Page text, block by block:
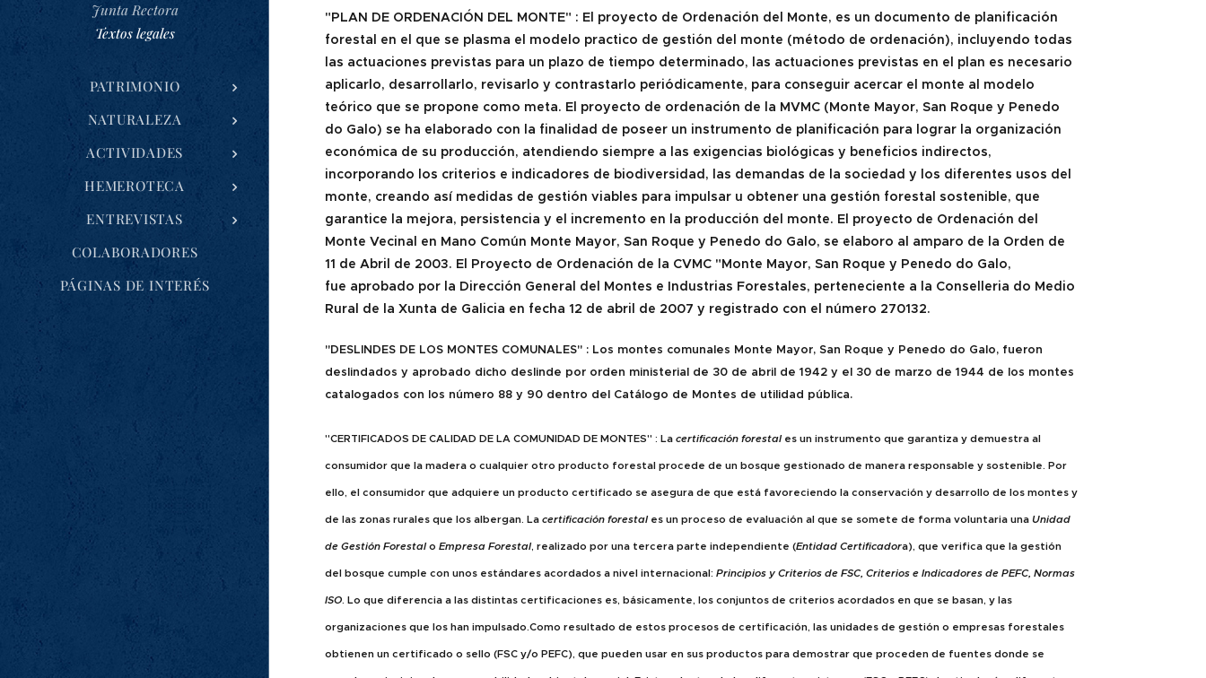
Junta Rectora
Textos legales
PATRIMONIO
NATURALEZA
ACTIVIDADES
HEMEROTECA
ENTREVISTAS
COLABORADORES
PÁGINAS DE INTERÉS
"PLAN DE ORDENACIÓN DEL MONTE" : El proyecto de Ordenación del Monte, es un documento de planificación
forestal en el que se plasma el modelo practico de gestión del monte (método de ordenación), incluyendo todas
las actuaciones previstas para un plazo de tiempo determinado, las actuaciones previstas en el plan es necesario
aplicarlo, desarrollarlo, revisarlo y contrastarlo periódicamente, para conseguir acercar el monte al modelo
teórico que se propone como meta. El proyecto de ordenación de la MVMC (Monte Mayor, San Roque y Penedo
do Galo) se ha elaborado con la finalidad de poseer un instrumento de planificación para lograr la organización
económica de su producción, atendiendo siempre a las exigencias biológicas y beneficios indirectos,
incorporando los criterios e indicadores de biodiversidad, las demandas de la sociedad y los diferentes usos del
monte, creando así medidas de gestión viables para impulsar u obtener una gestión forestal sostenible, que
garantice la mejora, persistencia y el incremento en la producción del monte. El proyecto de Ordenación del
Monte Vecinal en Mano Común Monte Mayor, San Roque y Penedo do Galo, se elaboro al amparo de la Orden de
11 de Abril de 2003. El Proyecto de Ordenación de la CVMC "Monte Mayor, San Roque y Penedo do Galo,
fue aprobado por la Dirección General del Montes e Industrias Forestales, perteneciente a la Conselleria do Medio
Rural de la Xunta de Galicia en fecha 12 de abril de 2007 y registrado con el número 270132.
"DESLINDES DE LOS MONTES COMUNALES" : Los montes comunales Monte Mayor, San Roque y Penedo do Galo, fueron
deslindados y aprobado dicho deslinde por orden ministerial de 30 de abril de 1942 y el 30 de marzo de 1944 de los montes
catalogados con los número 88 y 90 dentro del Catálogo de Montes de utilidad pública.
"CERTIFICADOS DE CALIDAD DE LA COMUNIDAD DE MONTES" : La certificación forestal es un instrumento que garantiza y demuestra al
consumidor que la madera o cualquier otro producto forestal procede de un bosque gestionado de manera responsable y sostenible. Por
ello, el consumidor que adquiere un producto certificado se asegura de que está favoreciendo la conservación y desarrollo de los montes y
de las zonas rurales que los albergan. La certificación forestal es un proceso de evaluación al que se somete de forma voluntaria una Unidad
de Gestión Forestalo Empresa Forestal, realizado por una tercera parte independiente (Entidad Certificadora), que verifica que la gestión
del bosque cumple con unos estándares acordados a nivel internacional: Principios y Criterios de FSC, Criterios e Indicadores de PEFC, Normas
ISO. Lo que diferencia a las distintas certificaciones es, básicamente, los conjuntos de criterios acordados en que se basan, y las
organizaciones que los han impulsado.Como resultado de estos procesos de certificación, las unidades de gestión o empresas forestales
obtienen un certificado o sello (FSC y/o PEFC), que pueden usar en sus productos para demostrar que proceden de fuentes donde se